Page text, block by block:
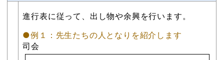
進行表に従って、出し物や余興を行います。
●例１：先生たちの人となりを紹介します
司会